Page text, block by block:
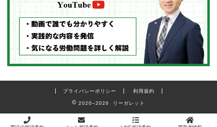
プライバシーポリシー 利用規約
2020–2026 リーガレット